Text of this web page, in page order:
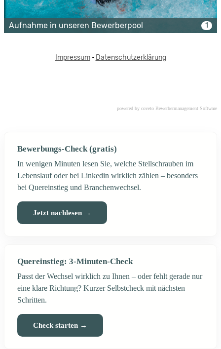
powered by coveto Bewerbermanagement Software
Bewerbungs-Check (gratis)
In wenigen Minuten lesen Sie, welche Stellschrauben im
Lebenslauf oder bei Linkedin wirklich zählen – besonders
bei Quereinstieg und Branchenwechsel.
Jetzt nachlesen →
Quereinstieg: 3-Minuten-Check
Passt der Wechsel wirklich zu Ihnen – oder fehlt gerade nur
eine klare Richtung? Kurzer Selbstcheck mit nächsten
Schritten.
Check starten →